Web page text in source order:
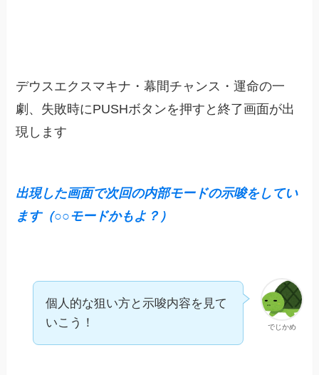
デウスエクスマキナ・幕間チャンス・運命の一
劇、失敗時にPUSHボタンを押すと終了画面が出
現します
出現した画面で次回の内部モードの示唆をしてい
ます（○○モードかもよ？）
でじかめ
個人的な狙い方と示唆内容を見て
いこう！